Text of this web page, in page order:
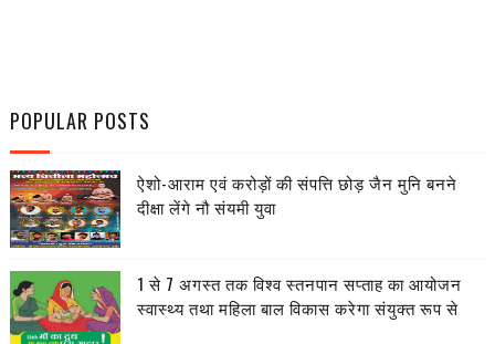
POPULAR POSTS
ऐशो-आराम एवं करोड़ों की संपत्ति छोड़ जैन मुनि बनने
दीक्षा लेंगे नौ संयमी युवा
1 से 7 अगस्त तक विश्व स्तनपान सप्ताह का आयोजन
स्वास्थ्य तथा महिला बाल विकास करेगा संयुक्त रूप से